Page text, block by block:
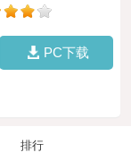
PC下载
排行